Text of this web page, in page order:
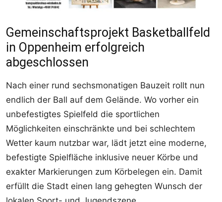
Gemeinschaftsprojekt Basketballfeld
in Oppenheim erfolgreich
abgeschlossen
Nach einer rund sechsmonatigen Bauzeit rollt nun
endlich der Ball auf dem Gelände. Wo vorher ein
unbefestigtes Spielfeld die sportlichen
Möglichkeiten einschränkte und bei schlechtem
Wetter kaum nutzbar war, lädt jetzt eine moderne,
befestigte Spielfläche inklusive neuer Körbe und
exakter Markierungen zum Körbelegen ein. Damit
erfüllt die Stadt einen lang gehegten Wunsch der